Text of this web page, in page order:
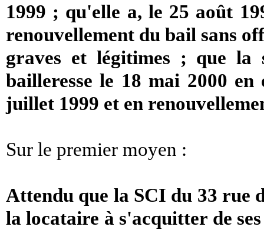
1999 ; qu'elle a, le 25 août
renouvellement du bail sans
graves et légitimes ; que la
bailleresse le 18 mai 2000
juillet 1999 et en
Sur le premier moyen :
Attendu que la SCI du 33
la locataire à s'acquitter de